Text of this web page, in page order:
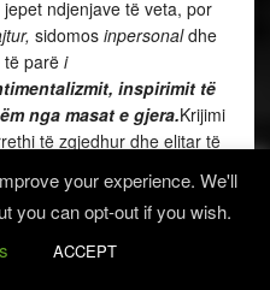
ndjenjave të veta, por
sidomosinpersonaldhe
të parë i
inspirimit të
nga masat e gjera.Krijimi
të zgjedhur dhe elitar të
iu kundërvënë
your experience. We'll
you can opt-out if you wish.
ACCEPT